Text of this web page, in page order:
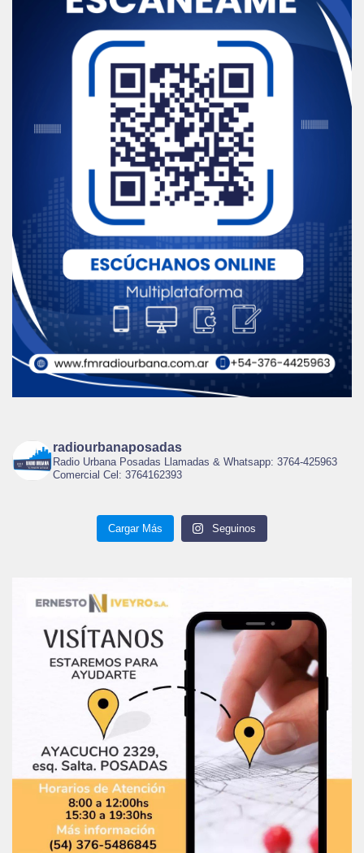
radiourbanaposadas
Radio Urbana Posadas Llamadas & Whatsapp: 3764-425963
Comercial Cel: 3764162393
Cargar Más Seguinos